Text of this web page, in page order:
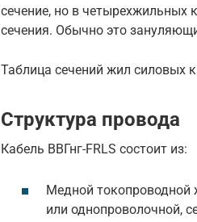
сечение, но в четырехжильных
сечения. Обычно это
Таблица сечений жил силовых
Структура провода
Кабель ВВГнг-FRLS состоит из:
Медной токопроводной
или однопроволочной,